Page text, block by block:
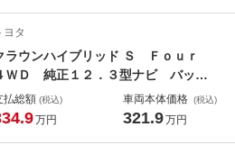
ヨタ
ラウンハイブリッド Ｓ Ｆｏｕｒ
ＷＤ 純正１２．３型ナビ バック
メラ 衝突軽減 セーフティセン
レーダークルーズ ステアリング
払総額 (税込)
万円
車両本体価格 (税込)
321.9万円